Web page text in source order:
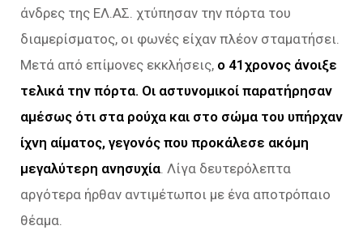
άνδρες της ΕΛ.ΑΣ. χτύπησαν την πόρτα του
διαμερίσματος, οι φωνές είχαν πλέον σταματήσει.
Μετά από επίμονες εκκλήσεις, ο 41χρονος άνοιξε
τελικά την πόρτα. Οι αστυνομικοί παρατήρησαν
αμέσως ότι στα ρούχα και στο σώμα του υπήρχαν
ίχνη αίματος, γεγονός που προκάλεσε ακόμη
μεγαλύτερη ανησυχία . Λίγα δευτερόλεπτα
αργότερα ήρθαν αντιμέτωποι με ένα αποτρόπαιο
θέαμα.